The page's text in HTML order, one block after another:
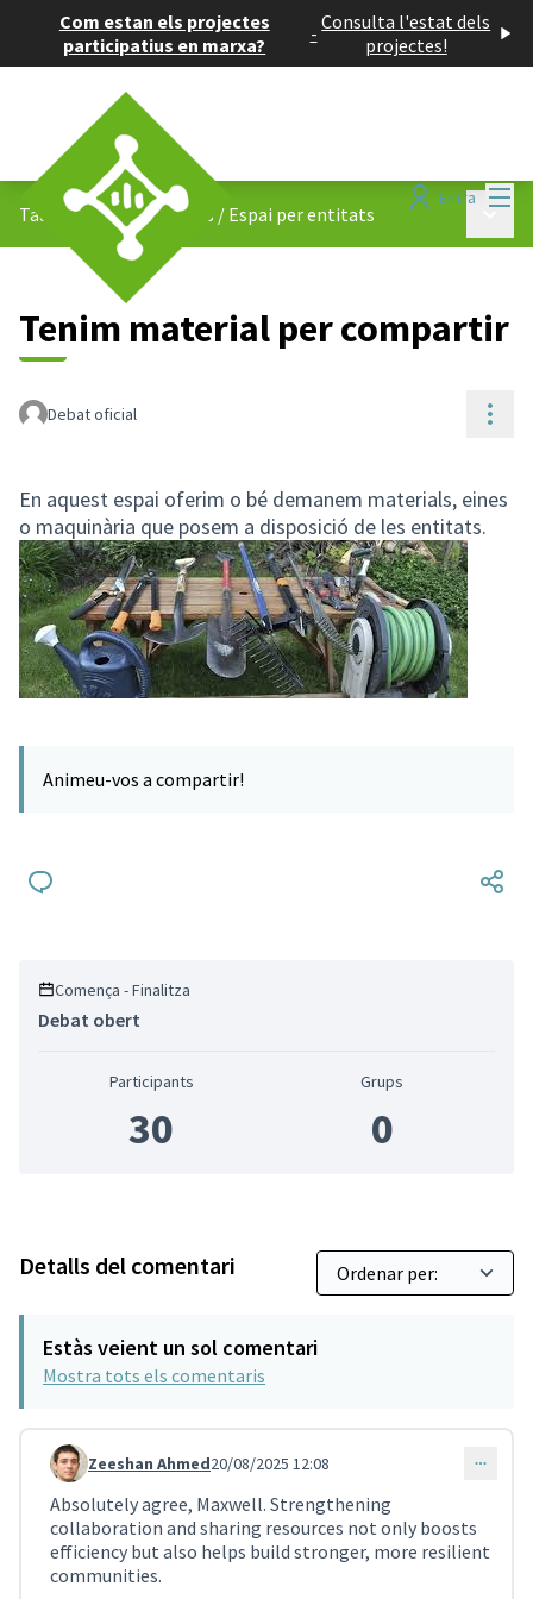
Com estan els projectes
participatius en marxa?
- Consulta l'estat dels
projectes!
Entra
Taula dels Horts Urbans / Espai per entitats
Tenim material per compartir
Debat oficial
En aquest espai oferim o bé demanem materials, eines
o maquinària que posem a disposició de les entitats.
Animeu-vos a compartir!
Comença - Finalitza
Debat obert
Participants
30
Grups
0
Detalls del comentari
Estàs veient un sol comentari
Mostra tots els comentaris
Comentari 4132 (respon al comentari 4131)
Zeeshan Ahmed20/08/2025 12:08
Absolutely agree, Maxwell. Strengthening
collaboration and sharing resources not only boosts
efficiency but also helps build stronger, more resilient
communities.